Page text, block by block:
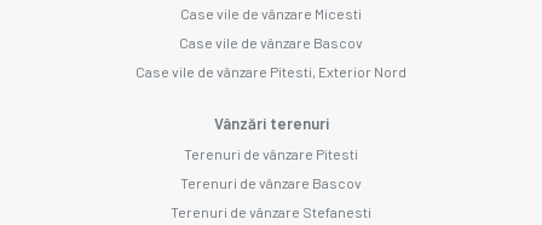
Case vile de vânzare Micesti
Case vile de vânzare Bascov
Case vile de vânzare Pitesti, Exterior Nord
Vânzări terenuri
Terenuri de vânzare Pitesti
Terenuri de vânzare Bascov
Terenuri de vânzare Stefanesti